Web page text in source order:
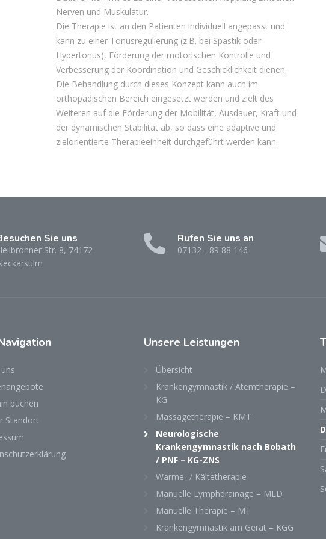
Nerven und Muskulatur.
Die Therapie ist an den Patienten individuell angepasst und
kann zu einer Tonusregulierung (z.B. bei Spastik oder
Hypertonus), Förderung der motorischen Kontrolle und
Verbesserung der Koordination und Geschicklichkeit dienen.
Die Behandlung durch dieses Konzept kann auch im
orthopädischen Bereich eingesetzt werden und zielt des
Weiteren auf die Förderung der Mobilität, Ausdauer, Kraft und
der dynamischen Stabilität ab, so dass eine adaptive und
zielorientierte Therapieeinheit durchgeführt werden kann.
Sie uns
Str. 8, 74172
Rufen Sie uns an
07132 - 89 88 146
buchen
Standort
Unsere Leistungen
Übersicht
Krankengymnastik / Atemtherapie –
KG
Massagetherapie – KMT
Neurologische
Krankengymnastik nach Bobath
/ PNF – KG-ZNS
Wärme- / Kältetherapie
Manuelle Lymphdrainage – MLD
Manuelle Therapie – MT
Krankengymnastik am Gerät – KGG